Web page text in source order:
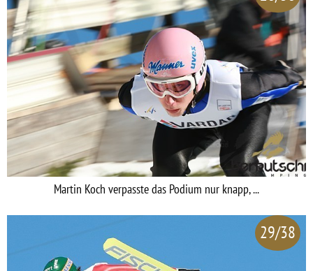
Martin Koch verpasste das Podium nur knapp, ...
29/38